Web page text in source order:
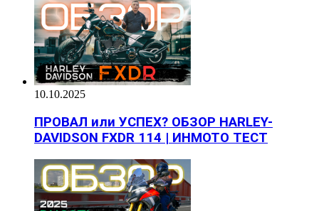
10.10.2025
ПРОВАЛ или УСПЕХ? ОБЗОР HARLEY-
DAVIDSON FXDR 114 | ИНМОТО ТЕСТ